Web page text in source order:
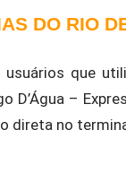
DO RIO
usuários que
D’Água –
direta no